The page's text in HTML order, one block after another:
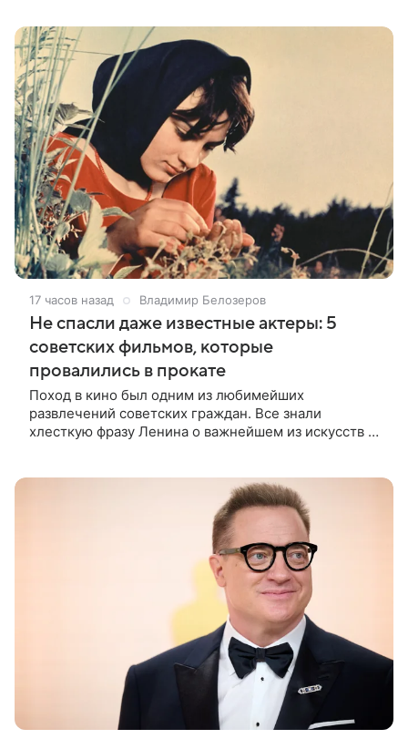
17 часов назад Владимир Белозеров
Не спасли даже известные актеры: 5
советских фильмов, которые
провалились в прокате
Поход в кино был одним из любимейших
развлечений советских граждан. Все знали
хлесткую фразу Ленина о важнейшем из искусств и